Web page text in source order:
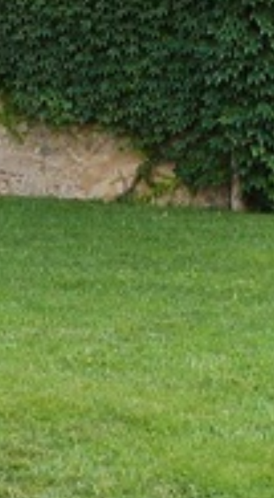
Технический и функциональный
Всегда активный
Этот веб-сайт использует собственные файлы cookie
для сбора информации с целью улучшения наших
услуг. Если вы продолжите просмотр, вы соглашаетесь
с их установкой. Пользователь имеет возможность
настроить свой браузер, имея возможность, если он
того пожелает, предотвратить их установку на свой
жесткий диск, хотя он должен помнить, что такое
действие может вызвать трудности при навигации по
веб-сайту.
Аналитика и персонализация
Они позволяют отслеживать и анализировать
поведение пользователей этого веб-сайта.
Информация, собранная с помощью этого типа файлов
cookie, используется для измерения активности в
Интернете для разработки профилей навигации
пользователей с целью внесения улучшений на основе
анализа данных об использовании, сделанных
пользователями службы. Они позволяют нам сохранять
информацию о предпочтениях пользователя, чтобы
улучшить качество наших услуг и предложить лучший
опыт с помощью рекомендуемых продуктов.
Маркетинг и реклама
Эти файлы cookie используются для хранения
информации о предпочтениях и личном выборе
пользователя путем постоянного наблюдения за его
привычками просмотра. Благодаря им мы можем
узнать привычки просмотра на веб-сайте и отображать
рекламу, связанную с профилем просмотра
пользователя.